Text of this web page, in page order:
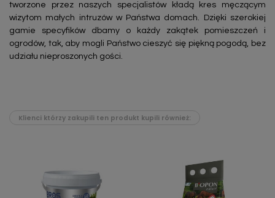
tworzone przez naszych specjalistów kładą kres męczącym
wizytom małych intruzów w Państwa domach. Dzięki szerokiej
gamie specyfików dbamy o każdy zakątek pomieszczeń i
ogrodów, tak, aby mogli Państwo cieszyć się piękną pogodą, bez
udziału nieproszonych gości.
Klienci którzy zakupili ten produkt kupili również: